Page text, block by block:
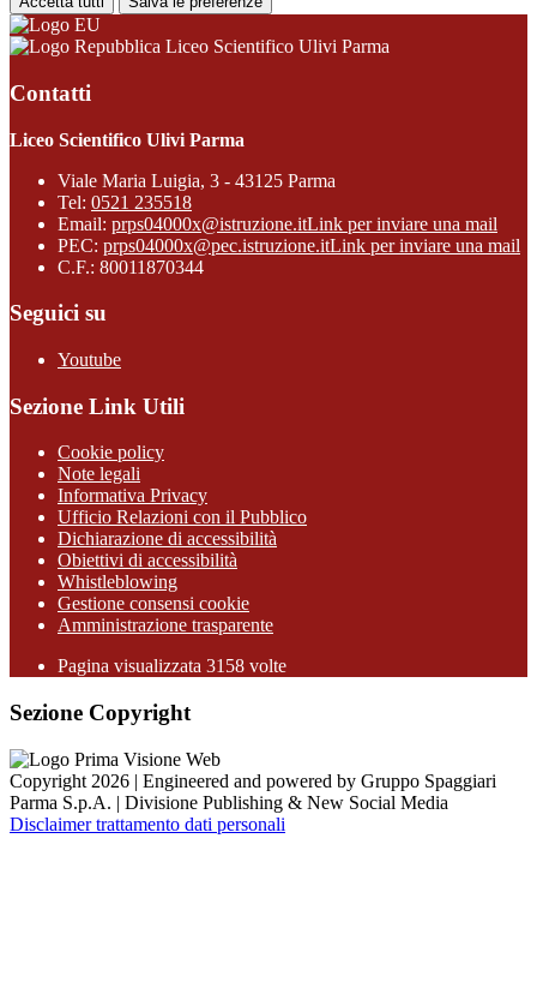
Liceo Scientifico Ulivi Parma
Contatti
Liceo Scientifico Ulivi Parma
Viale Maria Luigia, 3 - 43125 Parma
Tel: 0521 235518
Email: prps04000x@istruzione.itLink per inviare una mail
PEC: prps04000x@pec.istruzione.itLink per inviare una mail
C.F.: 80011870344
Seguici su
Youtube
Sezione Link Utili
Cookie policy
Note legali
Informativa Privacy
Ufficio Relazioni con il Pubblico
Dichiarazione di accessibilità
Obiettivi di accessibilità
Whistleblowing
Gestione consensi cookie
Amministrazione trasparente
Pagina visualizzata 3158 volte
Sezione Copyright
Copyright 2026 | Engineered and powered by Gruppo Spaggiari
Parma S.p.A. | Divisione Publishing & New Social Media
Disclaimer trattamento dati personali